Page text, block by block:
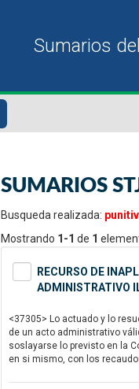
SUMARIOS
Busqueda realizada:
Mostrando 1-1 de 1
RECURSO DE
ADMINISTRATIVO
<37305> Lo actuado y lo
de un acto administrativo
soslayarse lo previsto en la
en si mismo, con los